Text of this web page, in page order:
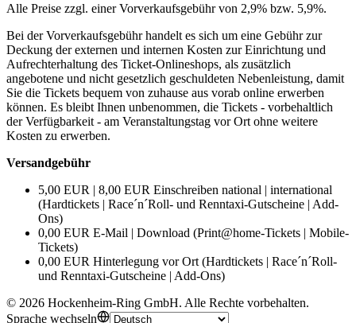
Alle Preise zzgl. einer Vorverkaufsgebühr von 2,9% bzw. 5,9%.
Bei der Vorverkaufsgebühr handelt es sich um eine Gebühr zur
Deckung der externen und internen Kosten zur Einrichtung und
Aufrechterhaltung des Ticket-Onlineshops, als zusätzlich
angebotene und nicht gesetzlich geschuldeten Nebenleistung, damit
Sie die Tickets bequem von zuhause aus vorab online erwerben
können. Es bleibt Ihnen unbenommen, die Tickets - vorbehaltlich
der Verfügbarkeit - am Veranstaltungstag vor Ort ohne weitere
Kosten zu erwerben.
Versandgebühr
5,00 EUR | 8,00 EUR Einschreiben national | international
(Hardtickets | Race´n´Roll- und Renntaxi-Gutscheine | Add-
Ons)
0,00 EUR E-Mail | Download (Print@home-Tickets | Mobile-
Tickets)
0,00 EUR Hinterlegung vor Ort (Hardtickets | Race´n´Roll-
und Renntaxi-Gutscheine | Add-Ons)
© 2026 Hockenheim-Ring GmbH. Alle Rechte vorbehalten.
Sprache wechseln